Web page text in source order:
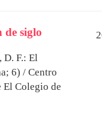
siglo
D. F.: El
6) / Centro
Colegio de